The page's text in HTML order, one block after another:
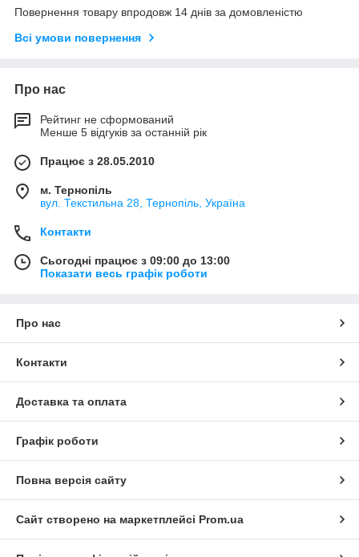
Повернення товару впродовж 14 днів за домовленістю
Всі умови повернення
Про нас
Рейтинг не сформований
Менше 5 відгуків за останній рік
Працює з 28.05.2010
м. Тернопіль
вул. Текстильна 28, Тернопіль, Україна
Контакти
Сьогодні працює з 09:00 до 13:00
Показати весь графік роботи
Про нас
Контакти
Доставка та оплата
Графік роботи
Повна версія сайту
Сайт створено на маркетплейсі Prom.ua